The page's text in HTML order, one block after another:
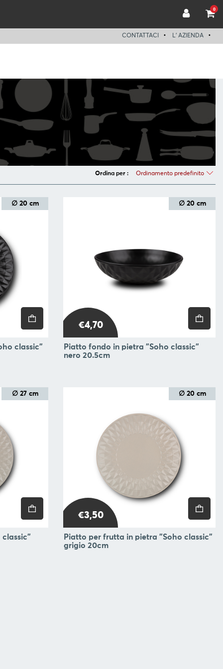
0
CONTATTACI L' AZIENDA
Ordina per : Ordinamento predefinito
∅ 20 cm
classic"
∅ 20 cm
€4,70
Piatto fondo in pietra "Soho classic"
nero 20.5cm
∅ 27 cm ∅ 20 cm
€3,50
Piatto per frutta in pietra "Soho classic"
grigio 20cm